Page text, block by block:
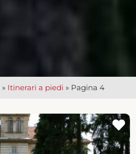
» Itinerari a piedi » Pagina 4